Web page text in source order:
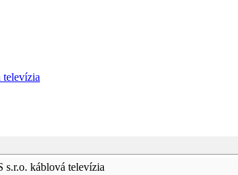
s.r.o. káblová televízia